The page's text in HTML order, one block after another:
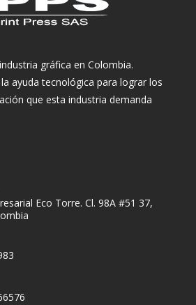
gráfica en Colombia.
ayuda tecnológica para lograr los
que esta industria demanda
Eco Torre. Cl. 98A #51 37,